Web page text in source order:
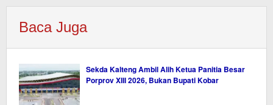
Baca Juga
Sekda Kalteng Ambil Alih Ketua Panitia Besar
Porprov XIII 2026, Bukan Bupati Kobar